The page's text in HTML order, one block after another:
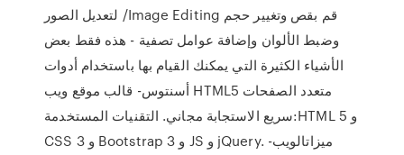
لتعديل الصور /Image Editing قم بقص وتغيير حجم
وضبط الألوان وإضافة عوامل تصفية - هذه فقط بعض
الأشياء الكثيرة التي يمكنك القيام بها باستخدام أدوات
أسنتوس- قالب موقع ويب HTML5 متعدد الصفحات
سريع الاستجابة مجاني. التقنيات المستخدمة:HTML 5 و
CSS 3 و Bootstrap 3 و JS و jQuery. ميزاتالويب-